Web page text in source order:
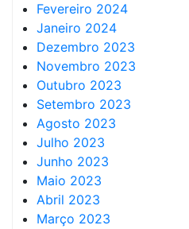
Fevereiro 2024
Janeiro 2024
Dezembro 2023
Novembro 2023
Outubro 2023
Setembro 2023
Agosto 2023
Julho 2023
Junho 2023
Maio 2023
Abril 2023
Março 2023